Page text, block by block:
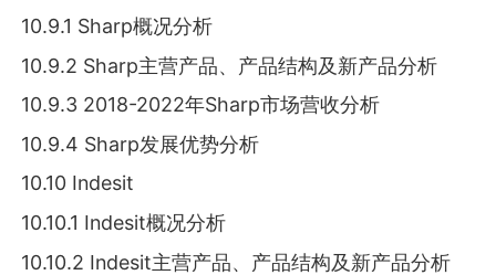
10.9.1 Sharp概况分析
10.9.2 Sharp主营产品、产品结构及新产品分析
10.9.3 2018-2022年Sharp市场营收分析
10.9.4 Sharp发展优势分析
10.10 Indesit
10.10.1 Indesit概况分析
10.10.2 Indesit主营产品、产品结构及新产品分析